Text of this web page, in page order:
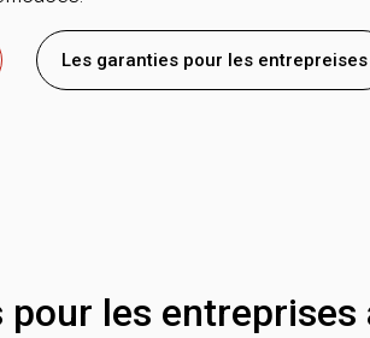
Les garanties pour les entrepreises
pour les